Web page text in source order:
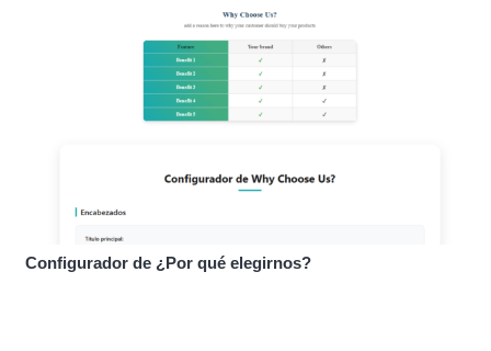
Configurador de ¿Por qué elegirnos?